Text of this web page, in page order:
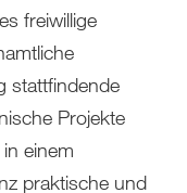
freiwillige
stattfindende
Projekte
einem
praktische und